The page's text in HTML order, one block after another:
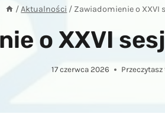
/Aktualności / Zawiadomienie o XXVI
o XXVI
17 czerwca 2026 Przeczytasz